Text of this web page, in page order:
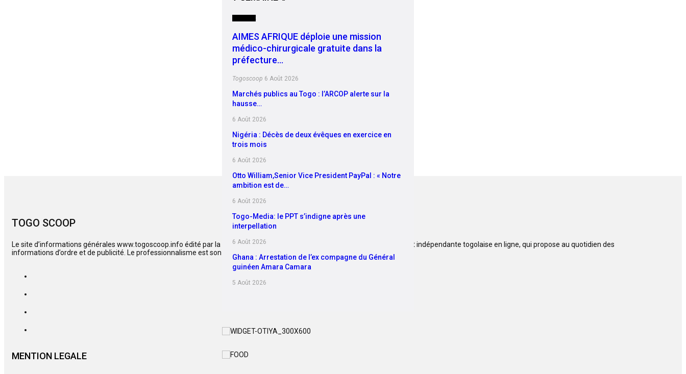
SOCIETE
AIMES AFRIQUE déploie une mission
médico-chirurgicale gratuite dans la
préfecture…
Togoscoop 6 Août 2026
Marchés publics au Togo : l’ARCOP alerte sur la
hausse…
6 Août 2026
Nigéria : Décès de deux évêques en exercice en
trois mois
6 Août 2026
Otto William,Senior Vice President PayPal : « Notre
ambition est de…
6 Août 2026
Togo-Media: le PPT s’indigne après une
interpellation
6 Août 2026
Ghana : Arrestation de l’ex compagne du Général
guinéen Amara Camara
5 Août 2026
TOGO SCOOP
Le site d’informations générales www.togoscoop.info édité par la société de presse TOGO SCOOP INFO, est une presse libre et indépendante togolaise en ligne, qui propose au quotidien des
informations d’ordre et de publicité. Le professionnalisme est son crédo.
MENTION LEGALE